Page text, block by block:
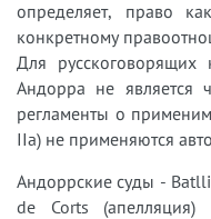
определяет, право
конкретному
Для русскоговорящих
Андорра не является
регламенты о
IIa) не применяются
Андоррские суды -
de Corts